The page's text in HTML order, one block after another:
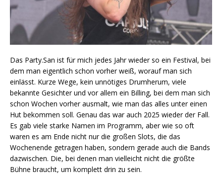
Das Party.San ist für mich jedes Jahr wieder so ein Festival, bei
dem man eigentlich schon vorher weiß, worauf man sich
einlässt. Kurze Wege, kein unnötiges Drumherum, viele
bekannte Gesichter und vor allem ein Billing, bei dem man sich
schon Wochen vorher ausmalt, wie man das alles unter einen
Hut bekommen soll. Genau das war auch 2025 wieder der Fall.
Es gab viele starke Namen im Programm, aber wie so oft
waren es am Ende nicht nur die großen Slots, die das
Wochenende getragen haben, sondern gerade auch die Bands
dazwischen. Die, bei denen man vielleicht nicht die größte
Bühne braucht, um komplett drin zu sein.